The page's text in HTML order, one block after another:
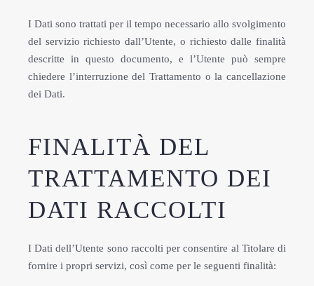
I Dati sono trattati per il tempo necessario allo svolgimento
del servizio richiesto dall’Utente, o richiesto dalle finalità
descritte in questo documento, e l’Utente può sempre
chiedere l’interruzione del Trattamento o la cancellazione
dei Dati.
FINALITÀ DEL
TRATTAMENTO DEI
DATI RACCOLTI
I Dati dell’Utente sono raccolti per consentire al Titolare di
fornire i propri servizi, così come per le seguenti finalità: